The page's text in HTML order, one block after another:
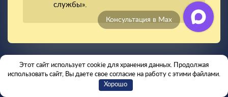
службы».
Отзывы клиентов
Этот сайт использует cookie для хранения данных. Продолжая
использовать сайт, Вы даете свое согласие на работу с этими файлами.
Хорошо